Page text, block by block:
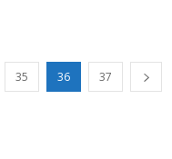
35 36 37